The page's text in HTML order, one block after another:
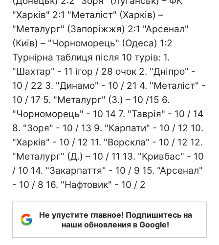
"Харків" 2:1 "Металіст" (Харків) –
"Металург" (Запоріжжя) 2:1 "Арсенал"
(Київ) – "Чорноморець" (Одеса) 1:2
Турнірна таблиця після 10 турів: 1.
"Шахтар" - 11 ігор / 28 очок 2. "Дніпро" -
10 / 22 3. "Динамо" - 10 / 21 4. "Металіст" -
10 / 17 5. "Металург" (З.) – 10 /15 6.
"Чорноморець" - 10 14 7. "Таврія" - 10 / 14
8. "Зоря" - 10 / 13 9. "Карпати" - 10 / 12 10.
"Харків" - 10 / 12 11. "Ворскла" - 10 / 12 12.
"Металург" (Д.) – 10 / 11 13. "Кривбас" - 10
/ 10 14. "Закарпаття" - 10 / 9 15. "Арсенал"
- 10 / 8 16. "Нафтовик" - 10 / 2
Не упустите главное! Подпишитесь на
наши обновления в Google!